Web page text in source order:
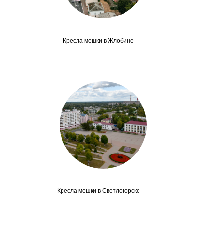
Кресла мешки в Жлобине
Кресла мешки в Светлогорске